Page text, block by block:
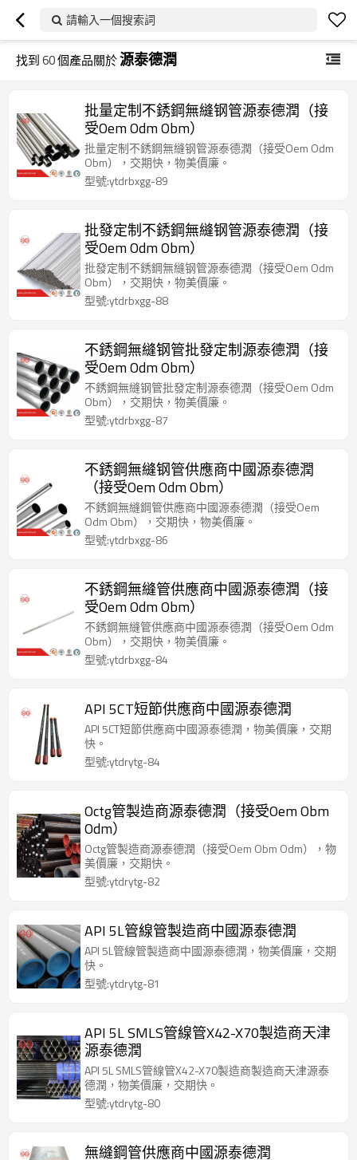
請輸入一個搜索詞
找到60個產品關於源泰德潤
批量定制不銹鋼無縫钢管源泰德潤（接
受Oem Odm Obm）
批量定制不銹鋼無縫钢管源泰德潤（接受Oem Odm
Obm），交期快，物美價廉。
型號:ytdrbxgg-89
批發定制不銹鋼無縫钢管源泰德潤（接
受Oem Odm Obm）
批發定制不銹鋼無縫钢管源泰德潤（接受Oem Odm
Obm），交期快，物美價廉。
型號:ytdrbxgg-88
不銹鋼無縫钢管批發定制源泰德潤（接
受Oem Odm Obm）
不銹鋼無縫钢管批發定制源泰德潤（接受Oem Odm
Obm），交期快，物美價廉。
型號:ytdrbxgg-87
不銹鋼無縫钢管供應商中國源泰德潤
（接受Oem Odm Obm）
不銹鋼無縫鋼管供應商中國源泰德潤（接受Oem
Odm Obm），交期快，物美價廉。
型號:ytdrbxgg-86
不銹鋼無縫管供應商中國源泰德潤（接
受Oem Odm Obm）
不銹鋼無縫管供應商中國源泰德潤（接受Oem Odm
Obm），交期快，物美價廉。
型號:ytdrbxgg-84
API 5CT短節供應商中國源泰德潤
API 5CT短節供應商中國源泰德潤，物美價廉，交期
快。
型號:ytdrytg-84
Octg管製造商源泰德潤（接受Oem Obm
Odm）
Octg管製造商源泰德潤（接受Oem Obm Odm），物
美價廉，交期快。
型號:ytdrytg-82
API 5L管線管製造商中國源泰德潤
API 5L管線管製造商中國源泰德潤，物美價廉，交期
快。
型號:ytdrytg-81
API 5L SMLS管線管X42-X70製造商天津
源泰德潤
API 5L SMLS管線管X42-X70製造商製造商天津源泰
德潤，物美價廉，交期快。
型號:ytdrytg-80
無縫鋼管供應商中國源泰德潤